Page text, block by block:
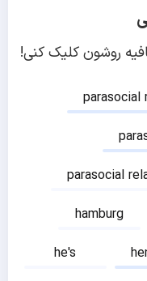
روشون کلیک کنی!
parasocial
parasocial
hamburg
he's